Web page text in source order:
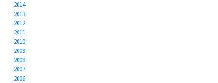
2014
2013
2012
2011
2010
2009
2008
2007
2006